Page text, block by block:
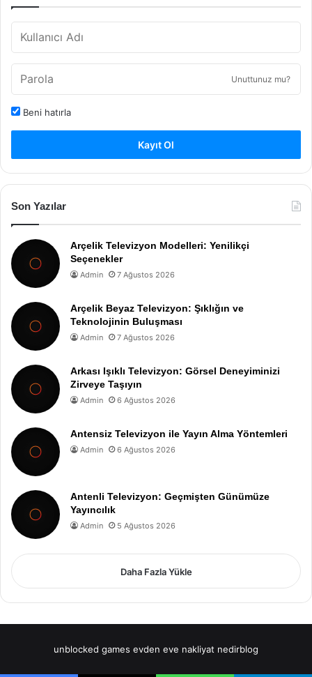
Unuttunuz mu?
Beni hatırla
Kayıt Ol
Son Yazılar
Arçelik Televizyon Modelleri: Yenilikçi
Seçenekler
Admin 7 Ağustos 2026
Arçelik Beyaz Televizyon: Şıklığın ve
Teknolojinin Buluşması
Admin 7 Ağustos 2026
Arkası Işıklı Televizyon: Görsel Deneyiminizi
Zirveye Taşıyın
Admin 6 Ağustos 2026
Antensiz Televizyon ile Yayın Alma Yöntemleri
Admin 6 Ağustos 2026
Antenli Televizyon: Geçmişten Günümüze
Yayıncılık
Admin 5 Ağustos 2026
Daha Fazla Yükle
unblocked games evden eve nakliyat nedirblog